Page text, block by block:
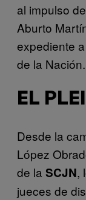
al impulso
Aburto
expediente
de la Nación.
EL
Desde la
López
de la SCJN,
jueces de